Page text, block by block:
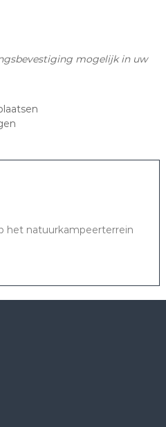
mogelijk in uw
het natuurkampeerterrein